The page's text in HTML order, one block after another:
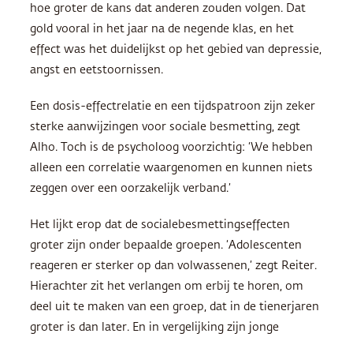
hoe groter de kans dat anderen zouden volgen. Dat
gold vooral in het jaar na de negende klas, en het
effect was het duidelijkst op het gebied van depressie,
angst en eetstoornissen.
Een dosis-effectrelatie en een tijdspatroon zijn zeker
sterke aanwijzingen voor sociale besmetting, zegt
Alho. Toch is de psycholoog voorzichtig: ‘We hebben
alleen een correlatie waargenomen en kunnen niets
zeggen over een oorzakelijk verband.’
Het lijkt erop dat de socialebesmettingseffecten
groter zijn onder bepaalde groepen. ‘Adolescenten
reageren er sterker op dan volwassenen,’ zegt Reiter.
Hierachter zit het verlangen om erbij te horen, om
deel uit te maken van een groep, dat in de tienerjaren
groter is dan later. En in vergelijking zijn jonge